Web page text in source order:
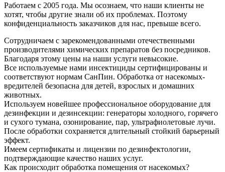
Работаем с 2005 года. Мы осознаем, что наши клиенты не
хотят, чтобы другие знали об их проблемах. Поэтому
конфиденциальность заказчиков для нас, превыше всего.
Сотрудничаем с зарекомендованными отечественными
производителями химических препаратов без посредников.
Благодаря этому цены на наши услуги невысокие.
Все используемые нами инсектициды сертифицированы и
соответствуют нормам СанПин. Обработка от насекомых-
вредителей безопасна для детей, взрослых и домашних
животных.
Используем новейшее профессиональное оборудование для
дезинфекции и дезинсекции: генераторы холодного, горячего
и сухого тумана, озонирование, пар, ультрафиолетовые лучи.
После обработки сохраняется длительный стойкий барьерный
эффект.
Имеем сертификаты и лицензии по дезинфектологии,
подтверждающие качество наших услуг.
Как происходит обработка помещения от насекомых?